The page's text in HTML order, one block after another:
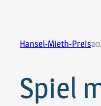
Hansel-Mieth-Preis
Spiel